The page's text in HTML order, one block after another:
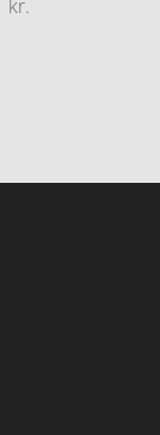
kr.